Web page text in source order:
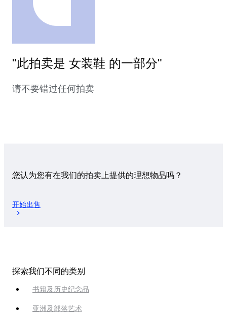
"此拍卖是 女装鞋 的一部分"
请不要错过任何拍卖
您认为您有在我们的拍卖上提供的理想物品吗？
开始出售
探索我们不同的类别
书籍及历史纪念品
亚洲及部落艺术